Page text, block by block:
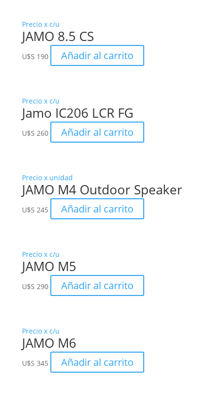
Precio x c/u
JAMO 8.5 CS
U$S 190 Añadir al carrito
Precio x c/u
Jamo IC206 LCR FG
U$S 260 Añadir al carrito
Precio x unidad
JAMO M4 Outdoor Speaker
U$S 245 Añadir al carrito
Precio x c/u
JAMO M5
U$S 290 Añadir al carrito
Precio x c/u
JAMO M6
U$S 345 Añadir al carrito